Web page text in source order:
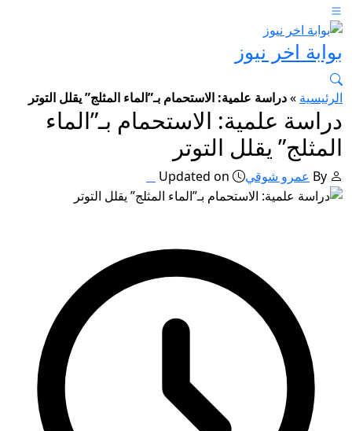
بوابة اخر نيوز
الرئيسية »دراسة علمية: الاستحمام بـ”الماء المثلج” يقلل التوتر
دراسة علمية: الاستحمام بـ”الماء
المثلج” يقلل التوتر
By عمرو شوقي Updated on